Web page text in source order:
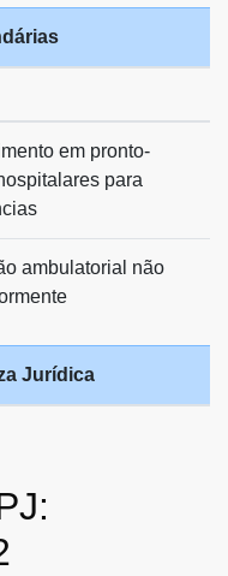
em pronto-
para
ambulatorial não
Jurídica